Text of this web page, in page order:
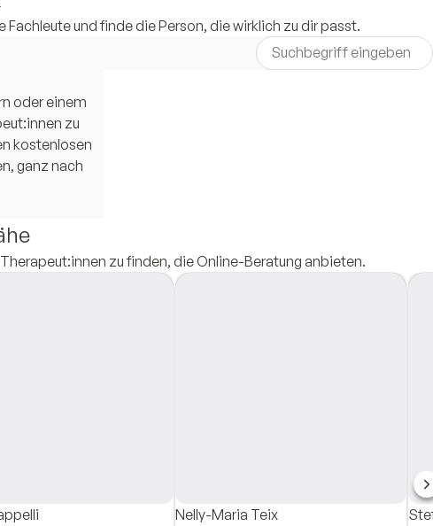
und finde die Person, die wirklich zu dir passt.
oder einem
zu
kostenlosen
ganz nach
zu finden, die Online-Beratung anbieten.
Nelly-Maria Teix